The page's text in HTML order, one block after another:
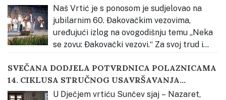
Naš Vrtić je s ponosom je sudjelovao na
jubilarnim 60. Đakovačkim vezovima,
uređujući izlog na ovogodišnju temu „Neka
se zovu: Đakovački vezovi.“ Za svoj trud i
obrazovnih ustanova. Priprema za izradu izloga
započela je upoznavanjem djece s bogatstvom
slavonske tradicije kroz neposredno iskustvo.…
SVEČANA DODJELA POTVRDNICA POLAZNICAMA
14. CIKLUSA STRUČNOG USAVRŠAVANJA
KATEHEZE DOBROGA PASTIRA
U Dječjem vrtiću Sunčev sjaj – Nazaret,